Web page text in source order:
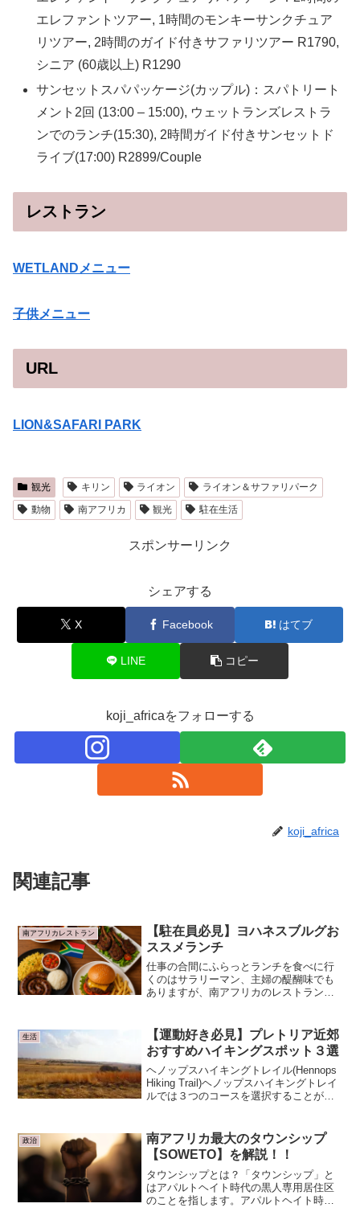
エレファントツアー, 1時間のモンキーサンクチュア
リツアー, 2時間のガイド付きサファリツアー R1790,
シニア (60歳以上) R1290
サンセットスパパッケージ(カップル)：スパトリート
メント2回 (13:00 – 15:00), ウェットランズレストラ
ンでのランチ(15:30), 2時間ガイド付きサンセットド
ライブ(17:00) R2899/Couple
レストラン
WETLANDメニュー
子供メニュー
URL
LION&SAFARI PARK
観光 キリン ライオン
ライオン＆サファリパーク
動物
南アフリカ 観光 駐在生活
スポンサーリンク
シェアする
X Facebook はてブ
LINE コピー
koji_africaをフォローする
koji_africa
関連記事
南アフリカレストラン
【駐在員必見】ヨハネスブルグお
ススメランチ
仕事の合間にふらっとランチを食べに行
くのはサラリーマン、主婦の醍醐味でも
ありますが、南アフリカのレストランは
で高額になることが多々あります。ま
た、ランチメニューがあるレス...
生活
【運動好き必見】プレトリア近郊
おすすめハイキングスポット３選
ヘノップスハイキングトレイル(Hennops
Hiking Trail)ヘノップスハイキングトレイ
ルでは３つのコースを選択することがで
...
政治
南アフリカ最大のタウンシップ
【SOWETO】を解説！！
タウンシップとは？「タウンシップ」と
はアパルトヘイト時代の黒人専用居住区
のことを指します。アパルトヘイト時代